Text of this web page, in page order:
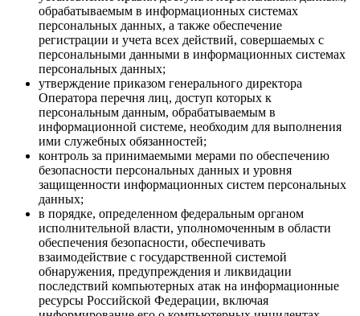
обрабатываемым в информационных системах
персональных данных, а также обеспечение
регистрации и учета всех действий, совершаемых с
персональными данными в информационных системах
персональных данных;
утверждение приказом генерального директора
Оператора перечня лиц, доступ которых к
персональным данным, обрабатываемым в
информационной системе, необходим для выполнения
ими служебных обязанностей;
контроль за принимаемыми мерами по обеспечению
безопасности персональных данных и уровня
защищенности информационных систем персональных
данных;
в порядке, определенном федеральным органом
исполнительной власти, уполномоченным в области
обеспечения безопасности, обеспечивать
взаимодействие с государственной системой
обнаружения, предупреждения и ликвидации
последствий компьютерных атак на информационные
ресурсы Российской Федерации, включая